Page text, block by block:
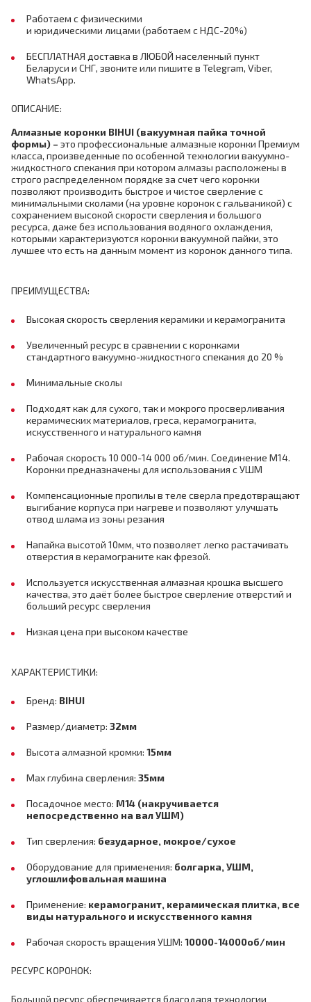
Работаем с физическими
и юридическими лицами (работаем с НДС-20%)
БЕСПЛАТНАЯ доставка в ЛЮБОЙ населенный пункт
Беларуси и СНГ, звоните или пишите в Telegram, Viber,
WhatsApp.
ОПИСАНИЕ:
Алмазные коронки BIHUI (вакуумная пайка точной
формы) – это профессиональные алмазные коронки Премиум
класса, произведенные по особенной технологии вакуумно-
жидкостного спекания при котором алмазы расположены в
строго распределенном порядке за счет чего коронки
позволяют производить быстрое и чистое сверление с
минимальными сколами (на уровне коронок с гальваникой) с
сохранением высокой скорости сверления и большого
ресурса, даже без использования водяного охлаждения,
которыми характеризуются коронки вакуумной пайки, это
лучшее что есть на данным момент из коронок данного типа.
ПРЕИМУЩЕСТВА:
Высокая скорость сверления керамики и керамогранита
Увеличенный ресурс в сравнении с коронками
стандартного вакуумно-жидкостного спекания до 20 %
Минимальные сколы
Подходят как для сухого, так и мокрого просверливания
керамических материалов, греса, керамогранита,
искусственного и натурального камня
Рабочая скорость 10 000-14 000 об/мин. Соединение М14.
Коронки предназначены для использования с УШМ
Компенсационные пропилы в теле сверла предотвращают
выгибание корпуса при нагреве и позволяют улучшать
отвод шлама из зоны резания
Напайка высотой 10мм, что позволяет легко растачивать
отверстия в керамограните как фрезой.
Используется искусственная алмазная крошка высшего
качества, это даёт более быстрое сверление отверстий и
больший ресурс сверления
Низкая цена при высоком качестве
ХАРАКТЕРИСТИКИ:
Бренд: BIHUI
Размер/диаметр: 32мм
Высота алмазной кромки: 15мм
Max глубина сверления: 35мм
Посадочное место: M14 (накручивается
непосредственно на вал УШМ)
Тип сверления: безударное, мокрое/сухое
Оборудование для применения: болгарка, УШМ,
углошлифовальная машина
Применение: керамогранит, керамическая плитка, все
виды натурального и искусственного камня
Рабочая скорость вращения УШМ: 10000-14000об/мин
РЕСУРС КОРОНОК:
Большой ресурс обеспечивается благодаря технологии